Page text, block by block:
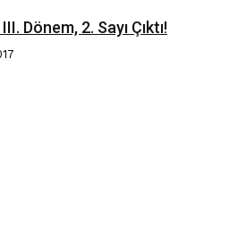
Dönem, 2. Sayı Çıktı!